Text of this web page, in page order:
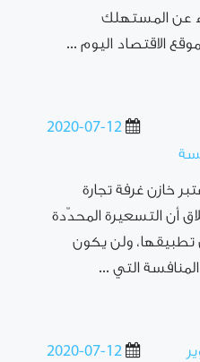
عن المستهلك
الاقتصاد اليوم ...
2020-07-12
خازن غرفة تجارة
أن التسعيرة المحدّدة
تطبيقها، ولن يكون
التي ...
2020-07-12